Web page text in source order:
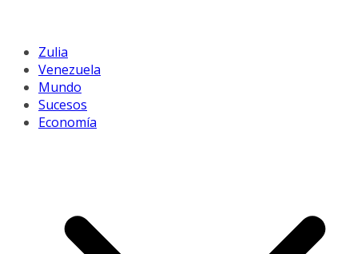
Zulia
Venezuela
Mundo
Sucesos
Economía